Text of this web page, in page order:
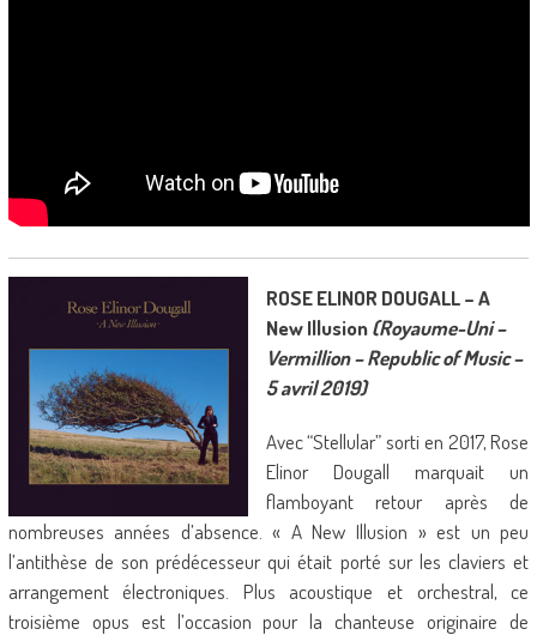
ROSE ELINOR DOUGALL – A
New Illusion(Royaume-Uni –
Vermillion – Republic of Music –
5 avril 2019)
Avec “Stellular” sorti en 2017, Rose
Elinor Dougall marquait un
flamboyant retour après de
nombreuses années d’absence. « A New Illusion » est un peu
l’antithèse de son prédécesseur qui était porté sur les claviers et
arrangement électroniques. Plus acoustique et orchestral, ce
troisième opus est l’occasion pour la chanteuse originaire de